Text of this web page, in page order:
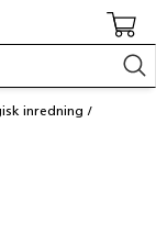
inredning